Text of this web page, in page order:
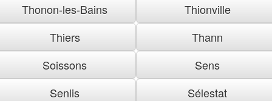
Thonon-les-Bains
Thionville
Thiers
Thann
Soissons
Sens
Senlis
Sélestat